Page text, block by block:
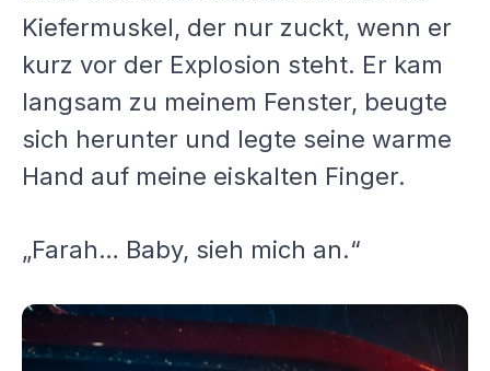
Kiefermuskel, der nur zuckt, wenn er
kurz vor der Explosion steht. Er kam
langsam zu meinem Fenster, beugte
sich herunter und legte seine warme
Hand auf meine eiskalten Finger.
„Farah… Baby, sieh mich an.“